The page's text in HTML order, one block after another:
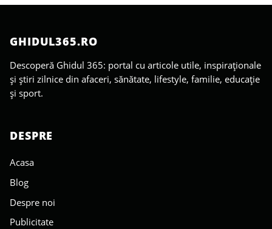
GHIDUL365.RO
Descoperă Ghidul 365: portal cu articole utile, inspiraționale
și știri zilnice din afaceri, sănătate, lifestyle, familie, educație
și sport.
DESPRE
Acasa
Blog
Despre noi
Publicitate